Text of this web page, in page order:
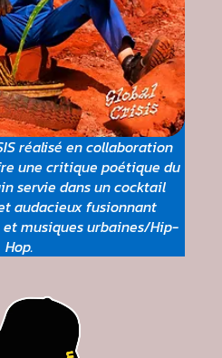
réalisé en collaboration
une critique poétique du
servie dans un cocktail
audacieux fusionnant
musiques urbaines/Hip-
Hop.